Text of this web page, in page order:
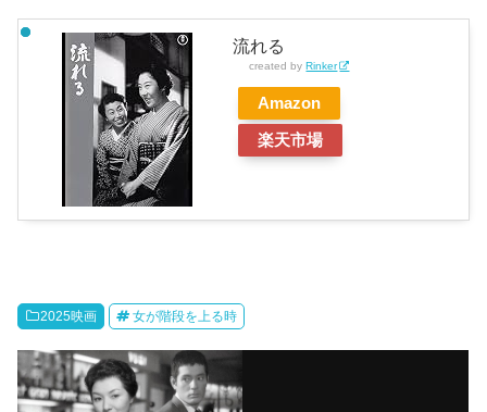
流れる
created byRinker
Amazon
楽天市場
2025映画 女が階段を上る時